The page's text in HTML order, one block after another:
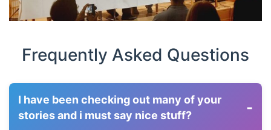
Frequently Asked Questions
I have been checking out many of your
stories and i must say nice stuff?
-